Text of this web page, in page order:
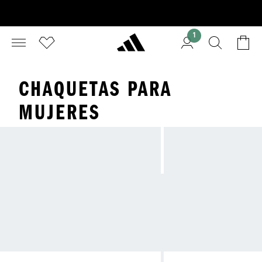
1
CHAQUETAS PARA
MUJERES